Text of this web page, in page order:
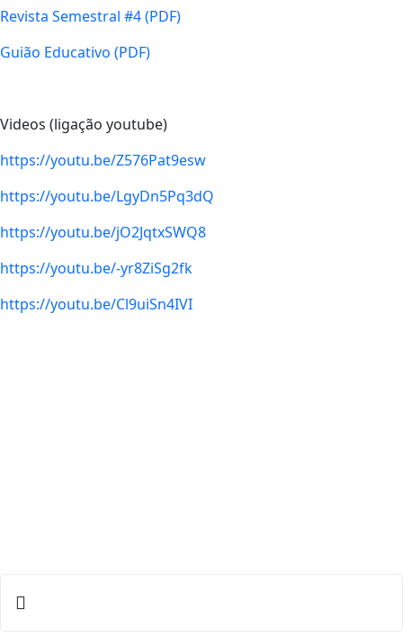
Revista Semestral #4 (PDF)
Guião Educativo (PDF)
Videos (ligação youtube)
https://youtu.be/Z576Pat9esw
https://youtu.be/LgyDn5Pq3dQ
https://youtu.be/jO2JqtxSWQ8
https://youtu.be/-yr8ZiSg2fk
https://youtu.be/Cl9uiSn4IVI